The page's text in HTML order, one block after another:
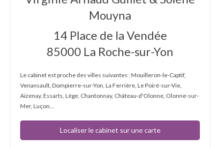
Mouyna
14 Place de la Vendée
85000 La Roche-sur-Yon
Le cabinet est proche des villes suivantes : Mouilleron-le-Captif,
Venansault, Dompierre-sur-Yon, La Ferrière, Le Poiré-sur-Vie,
Aizenay, Essarts, Lège, Chantonnay, Château-d'Olonne, Olonne-sur-
Mer, Luçon...
Localiser le cabinet sur une carte